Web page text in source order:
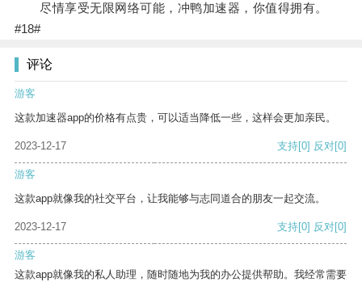
尽情享受无限网络可能，冲鸭加速器，你值得拥有。
#18#
评论
游客
这款加速器app的价格有点贵，可以适当降低一些，这样会更加亲民。
2023-12-17 支持[0] 反对[0]
游客
这款app就像我的社交平台，让我能够与志同道合的朋友一起交流。
2023-12-17 支持[0] 反对[0]
游客
这款app就像我的私人助理，随时随地为我的办公提供帮助。我经常需要